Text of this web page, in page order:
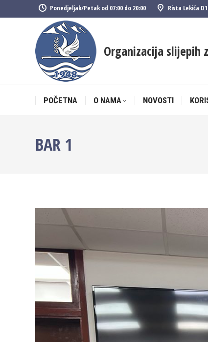
Ponedjeljak/Petak od 07:00 do 20:00 Rista Lekića
Organizacija slijepih
POČETNA O NAMA NOVOSTI
BAR 1
POČETNA O NAMA NOVOSTI